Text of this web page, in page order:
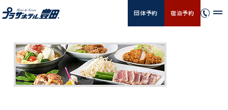
団体予約 宿泊予約